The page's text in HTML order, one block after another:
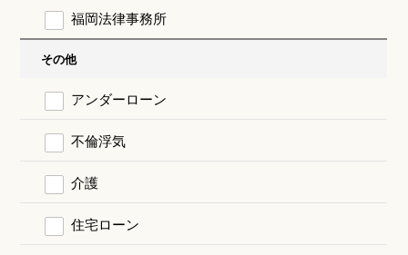
福岡法律事務所
その他
アンダーローン
不倫浮気
介護
住宅ローン